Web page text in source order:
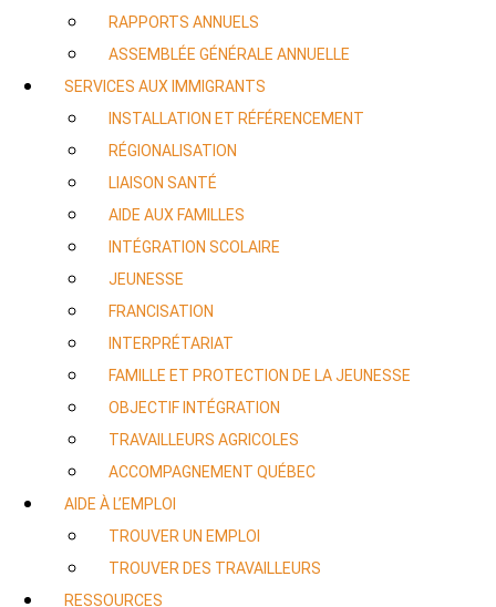
RAPPORTS ANNUELS
ASSEMBLÉE GÉNÉRALE ANNUELLE
SERVICES AUX IMMIGRANTS
INSTALLATION ET RÉFÉRENCEMENT
RÉGIONALISATION
LIAISON SANTÉ
AIDE AUX FAMILLES
INTÉGRATION SCOLAIRE
JEUNESSE
FRANCISATION
INTERPRÉTARIAT
FAMILLE ET PROTECTION DE LA JEUNESSE
OBJECTIF INTÉGRATION
TRAVAILLEURS AGRICOLES
ACCOMPAGNEMENT QUÉBEC
AIDE À L’EMPLOI
TROUVER UN EMPLOI
TROUVER DES TRAVAILLEURS
RESSOURCES